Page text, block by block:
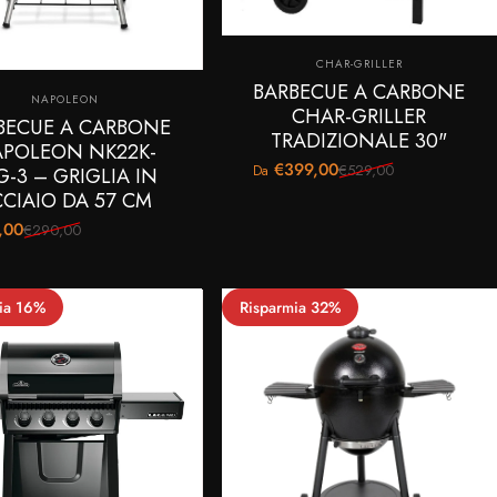
Fornitore:
NAPOLEON
A CARBONE
NK22K-
3 – GRIGLIA IN
DA 57 CM
scontato
di listino
€290,00
Fornitore:
CHAR-GRILLER
BARBECUE A CARBONE
CHAR-GRILLER
TRADIZIONALE 30"
Prezzo scontato
Da €399,00
Prezzo di listino
€529,00
16% Risparmia 32%